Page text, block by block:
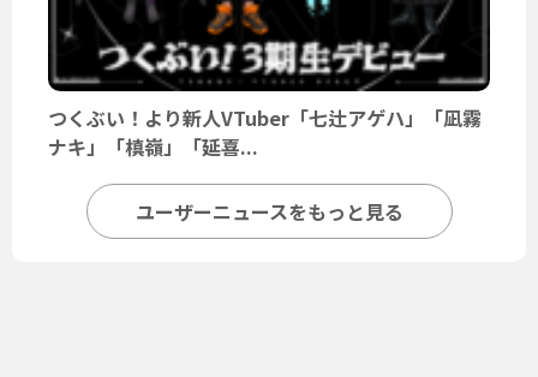
つくぶい！より新人VTuber「七辻アゲハ」「凪霧
ナキ」「槙嶺」「延喜...
ユーザーニュースをもっと見る